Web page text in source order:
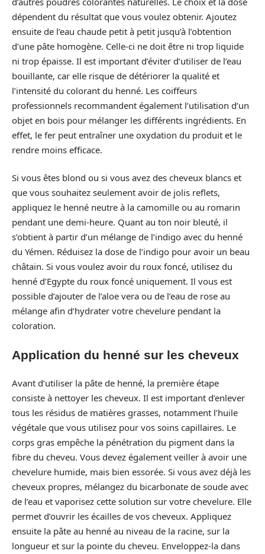
dépendent du résultat que vous voulez obtenir. Ajoutez
ensuite de l’eau chaude petit à petit jusqu’à l’obtention
d’une pâte homogène. Celle-ci ne doit être ni trop liquide
ni trop épaisse. Il est important d’éviter d’utiliser de l’eau
bouillante, car elle risque de détériorer la qualité et
l’intensité du colorant du henné. Les coiffeurs
professionnels recommandent également l’utilisation d’un
objet en bois pour mélanger les différents ingrédients. En
effet, le fer peut entraîner une oxydation du produit et le
rendre moins efficace.
Si vous êtes blond ou si vous avez des cheveux blancs et
que vous souhaitez seulement avoir de jolis reflets,
appliquez le henné neutre à la camomille ou au romarin
pendant une demi-heure. Quant au ton noir bleuté, il
s’obtient à partir d’un mélange de l’indigo avec du henné
du Yémen. Réduisez la dose de l’indigo pour avoir un beau
châtain. Si vous voulez avoir du roux foncé, utilisez du
henné d’Egypte du roux foncé uniquement. Il vous est
possible d’ajouter de l’aloe vera ou de l’eau de rose au
mélange afin d’hydrater votre chevelure pendant la
coloration.
Application du henné sur les cheveux
Avant d’utiliser la pâte de henné, la première étape
consiste à nettoyer les cheveux. Il est important d’enlever
tous les résidus de matières grasses, notamment l’huile
végétale que vous utilisez pour vos soins capillaires. Le
corps gras empêche la pénétration du pigment dans la
fibre du cheveu. Vous devez également veiller à avoir une
chevelure humide, mais bien essorée. Si vous avez déjà les
cheveux propres, mélangez du bicarbonate de soude avec
de l’eau et vaporisez cette solution sur votre chevelure. Elle
permet d’ouvrir les écailles de vos cheveux. Appliquez
ensuite la pâte au henné au niveau de la racine, sur la
longueur et sur la pointe du cheveu. Enveloppez-la dans